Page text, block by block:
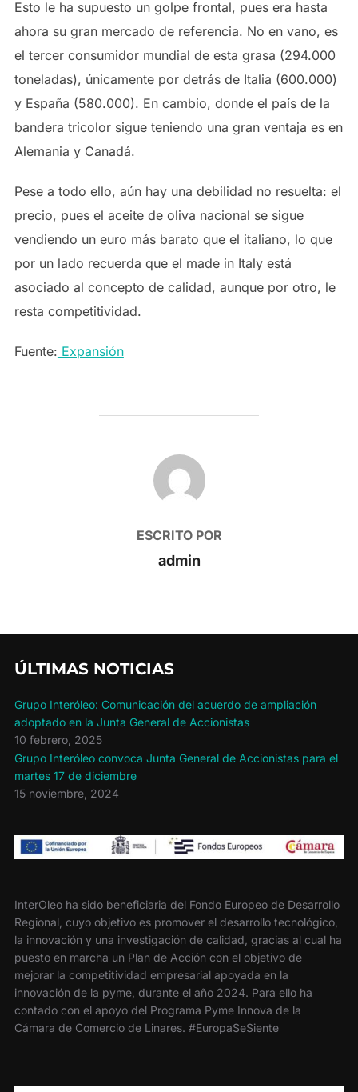
Esto le ha supuesto un golpe frontal, pues era hasta
ahora su gran mercado de referencia. No en vano, es
el tercer consumidor mundial de esta grasa (294.000
toneladas), únicamente por detrás de Italia (600.000)
y España (580.000). En cambio, donde el país de la
bandera tricolor sigue teniendo una gran ventaja es en
Alemania y Canadá.
Pese a todo ello, aún hay una debilidad no resuelta: el
precio, pues el aceite de oliva nacional se sigue
vendiendo un euro más barato que el italiano, lo que
por un lado recuerda que el made in Italy está
asociado al concepto de calidad, aunque por otro, le
resta competitividad.
Fuente: Expansión
AUTOR DE LA PUBLICACIÓN
ESCRITO POR
admin
ÚLTIMAS NOTICIAS
Grupo Interóleo: Comunicación del acuerdo de ampliación
adoptado en la Junta General de Accionistas
10 febrero, 2025
Grupo Interóleo convoca Junta General de Accionistas para el
martes 17 de diciembre
15 noviembre, 2024
InterOleo ha sido beneficiaria del Fondo Europeo de Desarrollo
Regional, cuyo objetivo es promover el desarrollo tecnológico,
la innovación y una investigación de calidad, gracias al cual ha
puesto en marcha un Plan de Acción con el objetivo de
mejorar la competitividad empresarial apoyada en la
innovación de la pyme, durante el año 2024. Para ello ha
contado con el apoyo del Programa Pyme Innova de la
Cámara de Comercio de Linares. #EuropaSeSiente